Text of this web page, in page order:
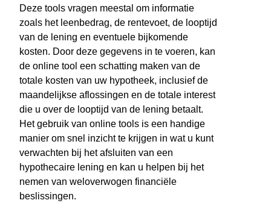
Deze tools vragen meestal om informatie
zoals het leenbedrag, de rentevoet, de looptijd
van de lening en eventuele bijkomende
kosten. Door deze gegevens in te voeren, kan
de online tool een schatting maken van de
totale kosten van uw hypotheek, inclusief de
maandelijkse aflossingen en de totale interest
die u over de looptijd van de lening betaalt.
Het gebruik van online tools is een handige
manier om snel inzicht te krijgen in wat u kunt
verwachten bij het afsluiten van een
hypothecaire lening en kan u helpen bij het
nemen van weloverwogen financiële
beslissingen.